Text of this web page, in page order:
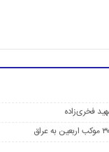
فخری‌زاده